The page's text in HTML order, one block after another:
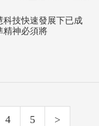
科技快速發展下已成
精神必須將
4 5 >